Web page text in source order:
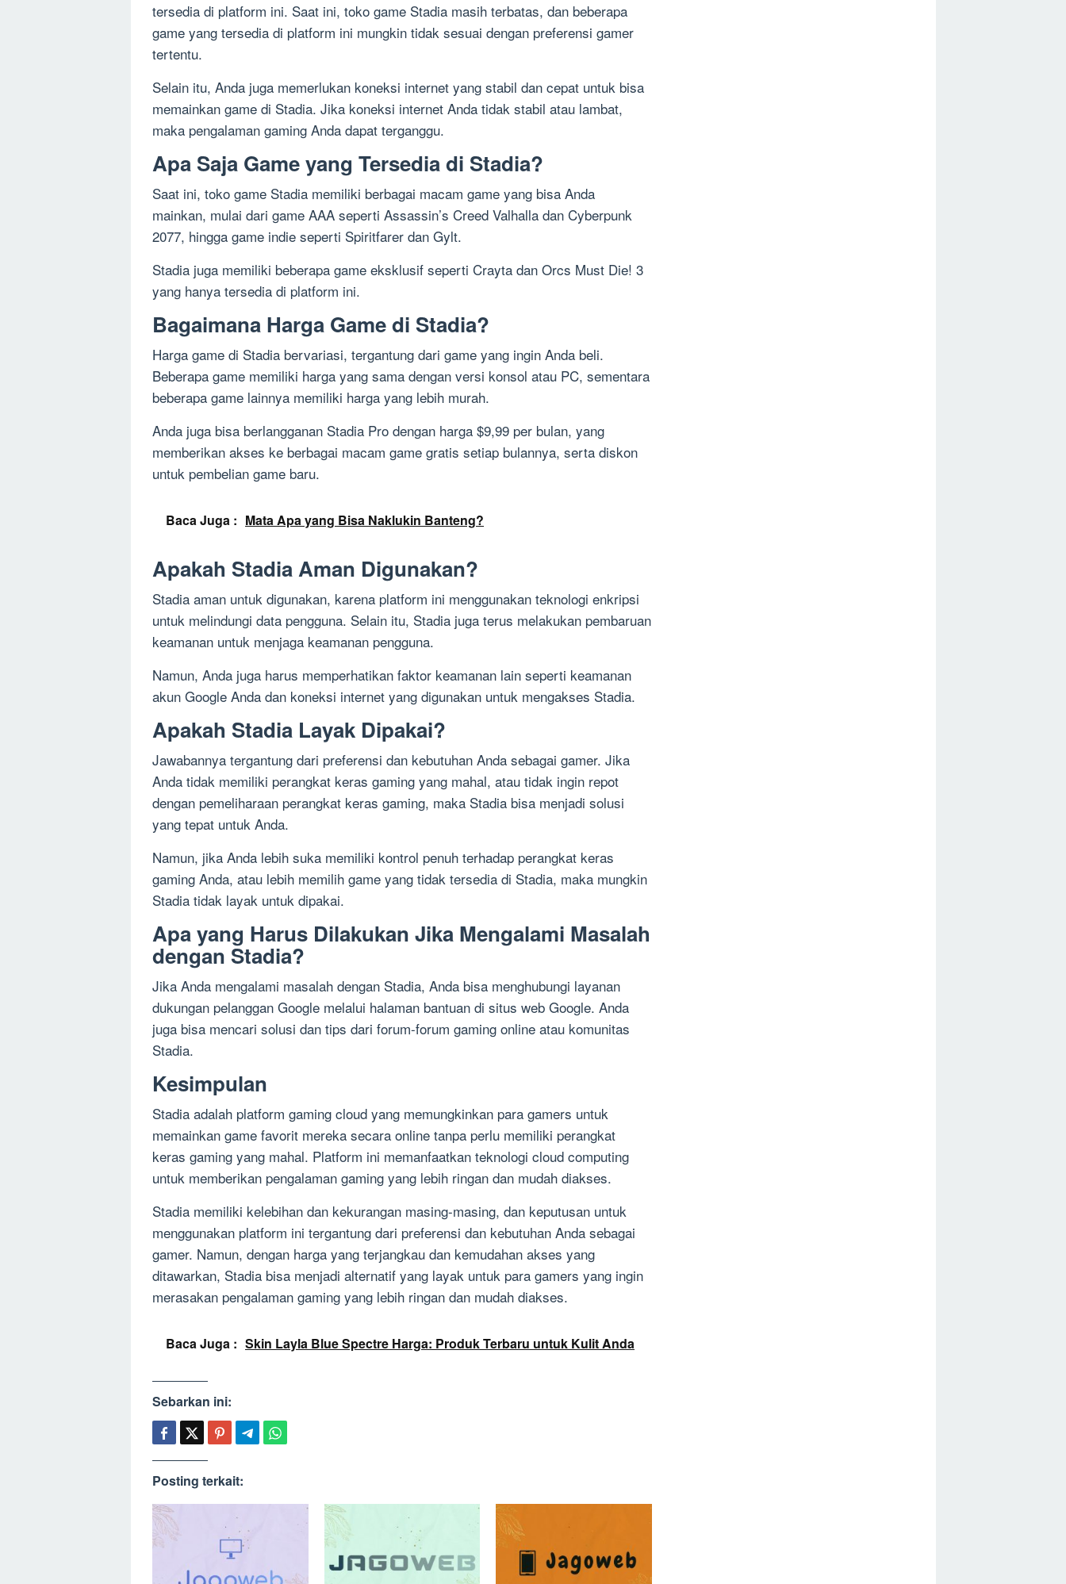
tersedia di platform ini. Saat ini, toko game Stadia masih terbatas, dan beberapa
game yang tersedia di platform ini mungkin tidak sesuai dengan preferensi gamer
tertentu.
Selain itu, Anda juga memerlukan koneksi internet yang stabil dan cepat untuk bisa
memainkan game di Stadia. Jika koneksi internet Anda tidak stabil atau lambat,
maka pengalaman gaming Anda dapat terganggu.
Apa Saja Game yang Tersedia di Stadia?
Saat ini, toko game Stadia memiliki berbagai macam game yang bisa Anda
mainkan, mulai dari game AAA seperti Assassin’s Creed Valhalla dan Cyberpunk
2077, hingga game indie seperti Spiritfarer dan Gylt.
Stadia juga memiliki beberapa game eksklusif seperti Crayta dan Orcs Must Die! 3
yang hanya tersedia di platform ini.
Bagaimana Harga Game di Stadia?
Harga game di Stadia bervariasi, tergantung dari game yang ingin Anda beli.
Beberapa game memiliki harga yang sama dengan versi konsol atau PC, sementara
beberapa game lainnya memiliki harga yang lebih murah.
Anda juga bisa berlangganan Stadia Pro dengan harga $9,99 per bulan, yang
memberikan akses ke berbagai macam game gratis setiap bulannya, serta diskon
untuk pembelian game baru.
Baca Juga : Mata Apa yang Bisa Naklukin Banteng?
Apakah Stadia Aman Digunakan?
Stadia aman untuk digunakan, karena platform ini menggunakan teknologi enkripsi
untuk melindungi data pengguna. Selain itu, Stadia juga terus melakukan pembaruan
keamanan untuk menjaga keamanan pengguna.
Namun, Anda juga harus memperhatikan faktor keamanan lain seperti keamanan
akun Google Anda dan koneksi internet yang digunakan untuk mengakses Stadia.
Apakah Stadia Layak Dipakai?
Jawabannya tergantung dari preferensi dan kebutuhan Anda sebagai gamer. Jika
Anda tidak memiliki perangkat keras gaming yang mahal, atau tidak ingin repot
dengan pemeliharaan perangkat keras gaming, maka Stadia bisa menjadi solusi
yang tepat untuk Anda.
Namun, jika Anda lebih suka memiliki kontrol penuh terhadap perangkat keras
gaming Anda, atau lebih memilih game yang tidak tersedia di Stadia, maka mungkin
Stadia tidak layak untuk dipakai.
Apa yang Harus Dilakukan Jika Mengalami Masalah
dengan Stadia?
Jika Anda mengalami masalah dengan Stadia, Anda bisa menghubungi layanan
dukungan pelanggan Google melalui halaman bantuan di situs web Google. Anda
juga bisa mencari solusi dan tips dari forum-forum gaming online atau komunitas
Stadia.
Kesimpulan
Stadia adalah platform gaming cloud yang memungkinkan para gamers untuk
memainkan game favorit mereka secara online tanpa perlu memiliki perangkat
keras gaming yang mahal. Platform ini memanfaatkan teknologi cloud computing
untuk memberikan pengalaman gaming yang lebih ringan dan mudah diakses.
Stadia memiliki kelebihan dan kekurangan masing-masing, dan keputusan untuk
menggunakan platform ini tergantung dari preferensi dan kebutuhan Anda sebagai
gamer. Namun, dengan harga yang terjangkau dan kemudahan akses yang
ditawarkan, Stadia bisa menjadi alternatif yang layak untuk para gamers yang ingin
merasakan pengalaman gaming yang lebih ringan dan mudah diakses.
Baca Juga : Skin Layla Blue Spectre Harga: Produk Terbaru untuk Kulit Anda
Sebarkan ini:
Posting terkait: